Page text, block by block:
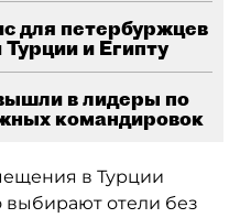
для петербуржцев
и Египту
в лидеры по
командировок
в Турции
отели без